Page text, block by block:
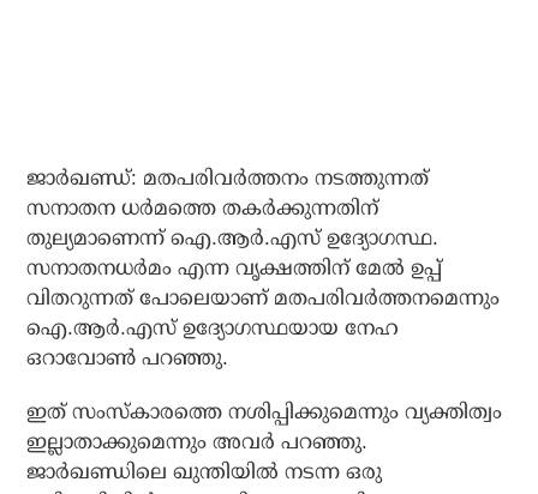
ജാര്‍ഖണ്ഡ്: മതപരിവര്‍ത്തനം നടത്തുന്നത്
സനാതന ധര്‍മത്തെ തകര്‍ക്കുന്നതിന്
തുല്യമാണെന്ന് ഐ.ആര്‍.എസ് ഉദ്യോഗസ്ഥ.
സനാതനധര്‍മം എന്ന വൃക്ഷത്തിന് മേല്‍ ഉപ്പ്
വിതറുന്നത് പോലെയാണ് മതപരിവര്‍ത്തനമെന്നും
ഐ.ആര്‍.എസ് ഉദ്യോഗസ്ഥയായ നേഹ
ഒറാവോണ്‍ പറഞ്ഞു.
ഇത് സംസ്‌കാരത്തെ നശിപ്പിക്കുമെന്നും വ്യക്തിത്വം
ഇല്ലാതാക്കുമെന്നും അവര്‍ പറഞ്ഞു.
ജാര്‍ഖണ്ഡിലെ ഖുന്തിയില്‍ നടന്ന ഒരു